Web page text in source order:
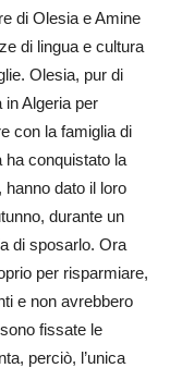
di Olesia e Amine
di lingua e cultura
Olesia, pur di
in Algeria per
con la famiglia di
ha conquistato la
dato il loro
durante un
di sposarlo. Ora
per risparmiare,
e non avrebbero
fissate le
perciò, l’unica